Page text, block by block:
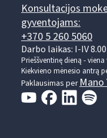
Konsultacijos
gyventojams:
+370 5 260 5060
Darbo laikas: I-IV
Prieššventinę dieną -
Kiekvieno mėnesio antrą
Paklausimas per Mano